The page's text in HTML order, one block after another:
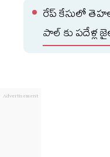
రేప్ కేసులో
పాల్ కు పదేళ్ల